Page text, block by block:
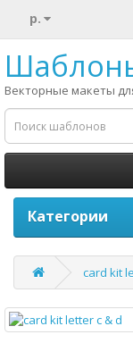
р.
Векторные макеты
Категории
card kit